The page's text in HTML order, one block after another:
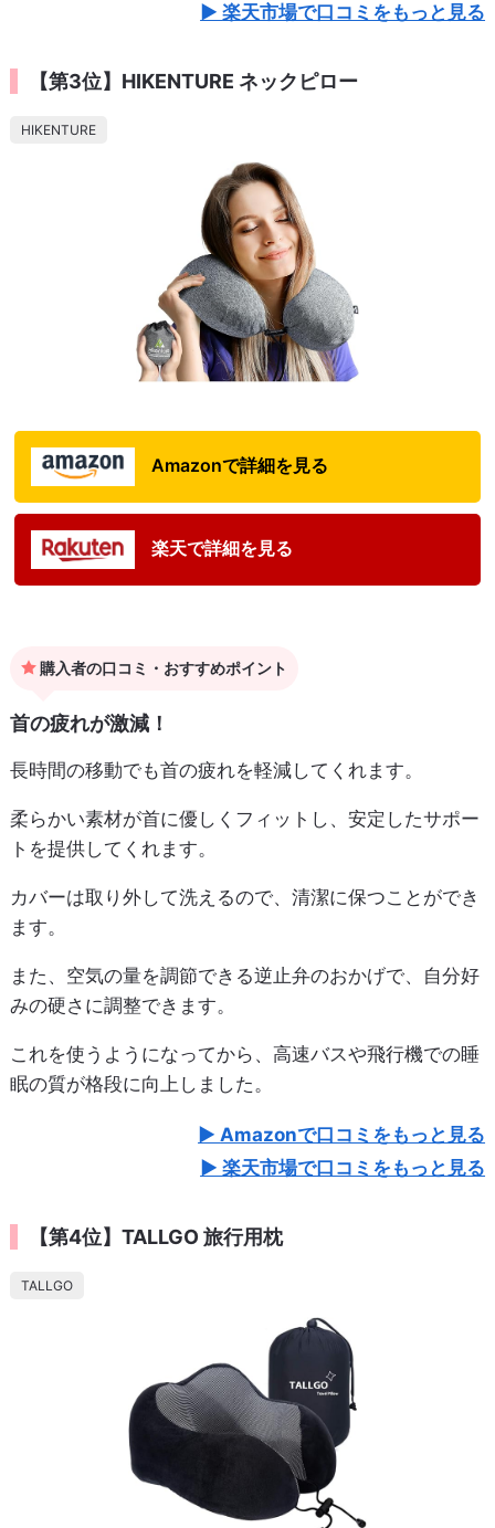
楽天市場で口コミをもっと見る
【第3位】HIKENTURE ネックピロー
HIKENTURE
Amazonで詳細を見る
楽天で詳細を見る
購入者の口コミ・おすすめポイント
首の疲れが激減！
長時間の移動でも首の疲れを軽減してくれます。
柔らかい素材が首に優しくフィットし、安定したサポー
トを提供してくれます。
カバーは取り外して洗えるので、清潔に保つことができ
ます。
また、空気の量を調節できる逆止弁のおかげで、自分好
みの硬さに調整できます。
これを使うようになってから、高速バスや飛行機での睡
眠の質が格段に向上しました。
Amazonで口コミをもっと見る
楽天市場で口コミをもっと見る
【第4位】TALLGO 旅行用枕
TALLGO